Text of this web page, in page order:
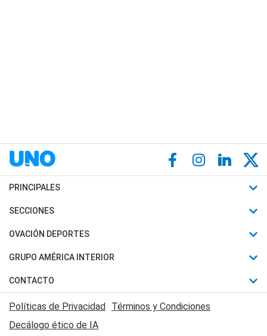
PRINCIPALES
Últimas Noticias
Política
Judiciales
Economia
SECCIONES
Horóscopo
Motores
Trucos caseros
Series y Películas
Edictos y Solicitadas
OVACIÓN DEPORTES
Fútbol
Mundial
Automovilismo
Rugby
GRUPO AMÉRICA INTERIOR
Canal 7 en Vivo
CONTACTO
Acerca de Nosotros
Contactanos
Políticas de Privacidad Términos y Condiciones
Decálogo ético de IA